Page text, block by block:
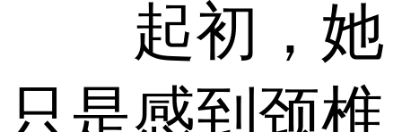
起初，她
只是感到颈椎